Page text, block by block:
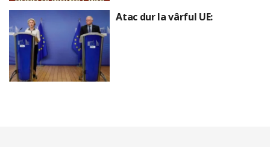
Atac dur la vârful UE: